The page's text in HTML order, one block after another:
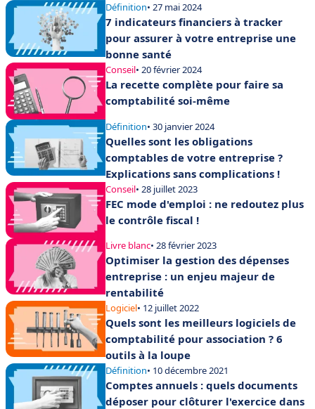
Définition• 27 mai 2024
7 indicateurs financiers à tracker
pour assurer à votre entreprise une
bonne santé
Conseil• 20 février 2024
La recette complète pour faire sa
comptabilité soi-même
Définition• 30 janvier 2024
Quelles sont les obligations
comptables de votre entreprise ?
Explications sans complications !
Conseil• 28 juillet 2023
FEC mode d'emploi : ne redoutez plus
le contrôle fiscal !
Livre blanc• 28 février 2023
Optimiser la gestion des dépenses
entreprise : un enjeu majeur de
rentabilité
Logiciel• 12 juillet 2022
Quels sont les meilleurs logiciels de
comptabilité pour association ? 6
outils à la loupe
Définition• 10 décembre 2021
Comptes annuels : quels documents
déposer pour clôturer l'exercice dans